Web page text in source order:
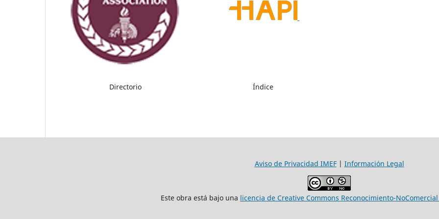
Directorio Índice
Aviso de Privacidad IMEF| Información Legal
Este obra está bajo una licencia de Creative Commons Reconocimiento-